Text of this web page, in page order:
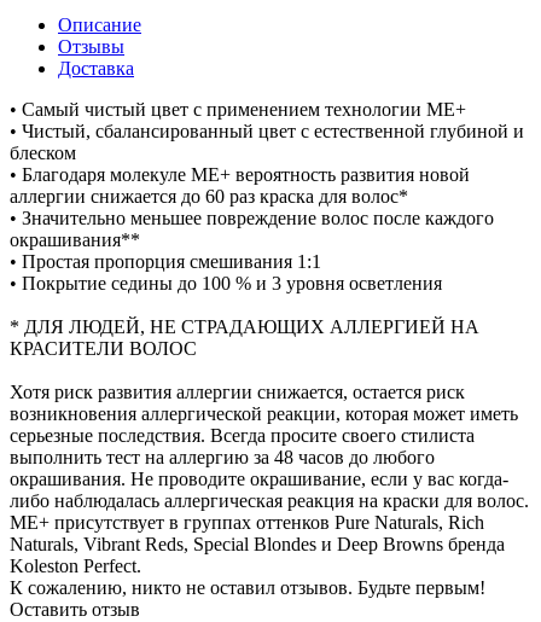
Описание
Отзывы
Доставка
• Cамый чистый цвет с применением технологии МЕ+
• Чистый, сбалансированный цвет с естественной глубиной и
блеском
• Благодаря молекуле ME+ вероятность развития новой
аллергии снижается до 60 раз краска для волос*
• Значительно меньшее повреждение волос после каждого
окрашивания**
• Простая пропорция смешивания 1:1
• Покрытие седины до 100 % и 3 уровня осветления
* ДЛЯ ЛЮДЕЙ, НЕ СТРАДАЮЩИХ АЛЛЕРГИЕЙ НА
КРАСИТЕЛИ ВОЛОС
Хотя риск развития аллергии снижается, остается риск
возникновения аллергической реакции, которая может иметь
серьезные последствия. Всегда просите своего стилиста
выполнить тест на аллергию за 48 часов до любого
окрашивания. Не проводите окрашивание, если у вас когда-
либо наблюдалась аллергическая реакция на краски для волос.
ME+ присутствует в группах оттенков Pure Naturals, Rich
Naturals, Vibrant Reds, Special Blondes и Deep Browns бренда
Koleston Perfect.
К сожалению, никто не оставил отзывов. Будьте первым!
Оставить отзыв